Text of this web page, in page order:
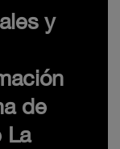
y
de
La